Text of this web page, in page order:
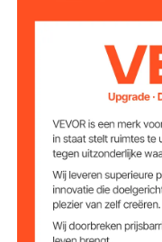
Lichtuitstralend
oppervlak
Hoofdmateriaal